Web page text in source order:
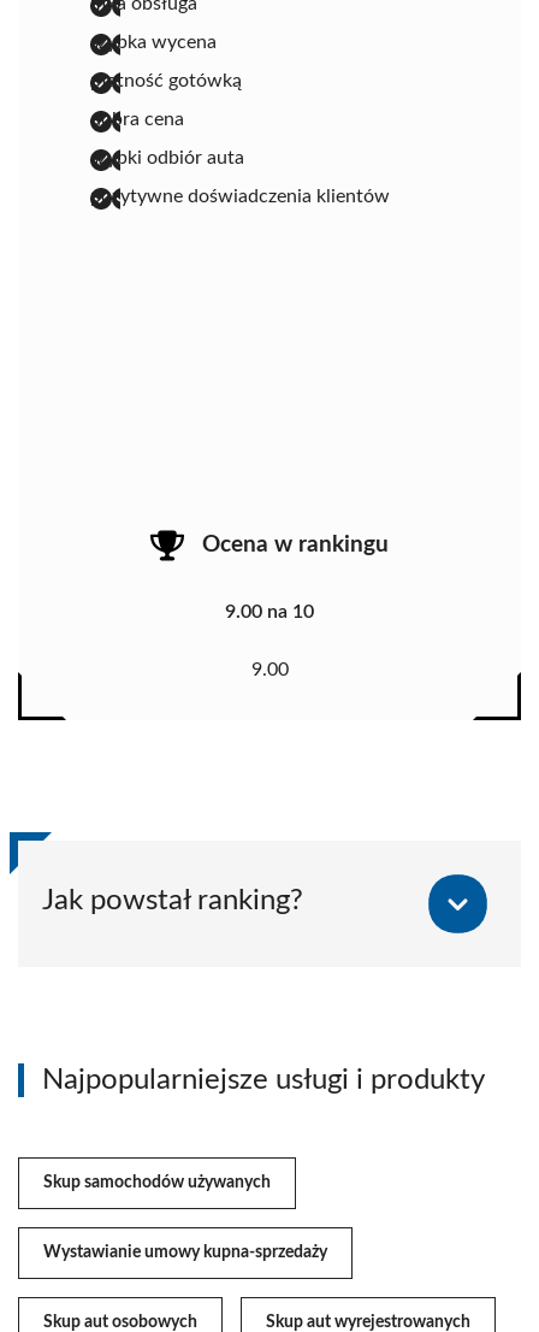
miła obsługa
szybka wycena
płatność gotówką
dobra cena
szybki odbiór auta
pozytywne doświadczenia klientów
Ocena w rankingu
9.00 na 10
9.00
Jak powstał ranking?
Najpopularniejsze usługi i produkty
Skup samochodów używanych
Wystawianie umowy kupna-sprzedaży
Skup aut osobowych Skup aut wyrejestrowanych